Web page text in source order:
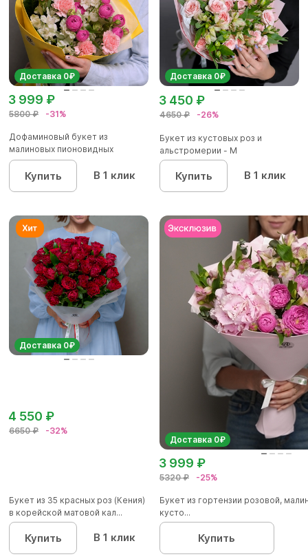
Доставка 0₽
5800 ₽ -31%
3 999 ₽
Дофаминовый букет из
малиновых пионовидных
кустовых роз...
Купить В 1 клик
Доставка 0₽
4650 ₽ -26%
3 450 ₽
Букет из кустовых роз и
альстромерии - М
Купить В 1 клик
Доставка 0₽
6650 ₽ -32%
4 550 ₽
Букет из 35 красных роз (Кения)
в корейской матовой кал...
Купить В 1 клик
Доставка 0₽
5320 ₽ -25%
3 999 ₽
Букет из гортензии розовой,
кусто...
Купить